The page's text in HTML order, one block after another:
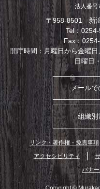
法人番
〒958-8501 新
Tel：
Fax：
開庁時間：月曜日から金曜
日曜日
メールで
組織別
リンク・著作権・免責事項
アクセシビリティ
バナ